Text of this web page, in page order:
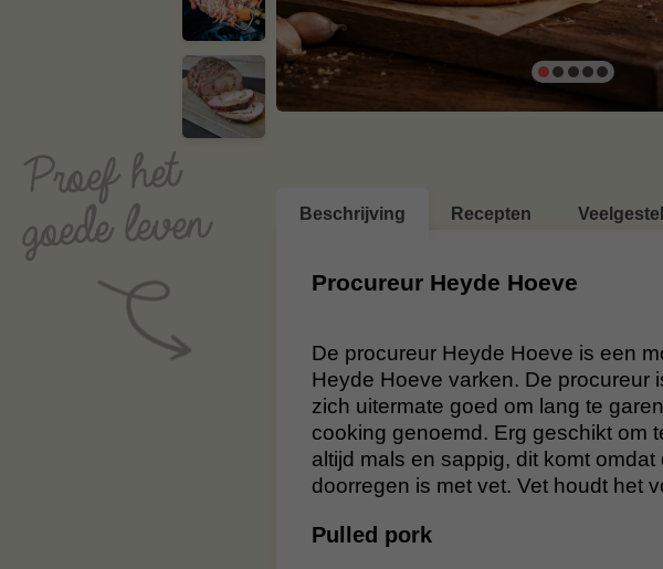
Beschrijving Recepten
Procureur Heyde Hoeve
De procureur Heyde Hoeve is een
Heyde Hoeve varken. De procureur
zich uitermate goed om lang te
cooking genoemd. Erg geschikt om
altijd mals en sappig, dit komt
doorregen is met vet. Vet houdt het
Pulled pork